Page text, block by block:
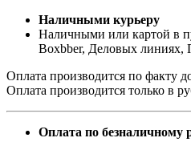
Наличными курьеру
Наличными или картой в
Boxbber, Деловых
Оплата производится по факту
Оплата производится только в
Оплата по безналичному